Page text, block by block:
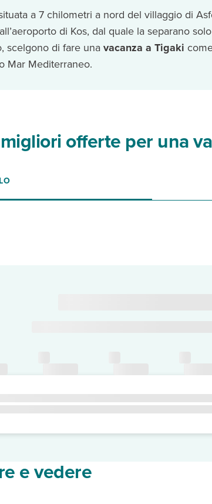
a 7 chilometri a nord del villaggio di
di Kos, dal quale la separano
scelgono di fare unavacanza a Tigaki
Mar Mediterraneo.
offerte per una
e vedere